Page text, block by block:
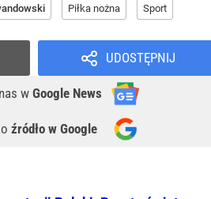
Piłka nożna Sport
UDOSTĘPNIJ
w Google News
źródło w Google